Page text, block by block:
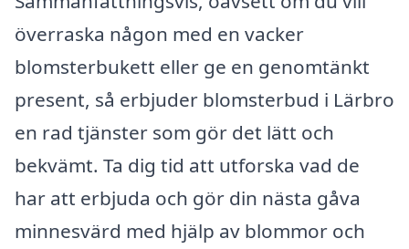
överraska någon med en vacker
blomsterbukett eller ge en genomtänkt
present, så erbjuder blomsterbud i Lärbro
en rad tjänster som gör det lätt och
bekvämt. Ta dig tid att utforska vad de
har att erbjuda och gör din nästa gåva
minnesvärd med hjälp av blommor och